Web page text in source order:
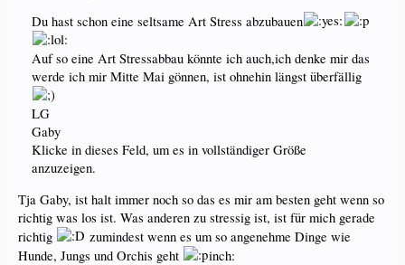
Du hast schon eine seltsame Art Stress abzubauen
Auf so eine Art Stressabbau könnte ich auch,ich denke mir das
werde ich mir Mitte Mai gönnen, ist ohnehin längst überfällig
LG
Gaby
Klicke in dieses Feld, um es in vollständiger Größe
anzuzeigen.
Tja Gaby, ist halt immer noch so das es mir am besten geht wenn so
richtig was los ist. Was anderen zu stressig ist, ist für mich gerade
richtig
zumindest wenn es um so angenehme Dinge wie
Hunde, Jungs und Orchis geht
inch: